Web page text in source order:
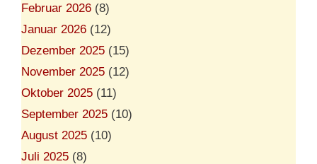
Februar 2026 (8)
Januar 2026 (12)
Dezember 2025 (15)
November 2025 (12)
Oktober 2025 (11)
September 2025 (10)
August 2025 (10)
Juli 2025 (8)